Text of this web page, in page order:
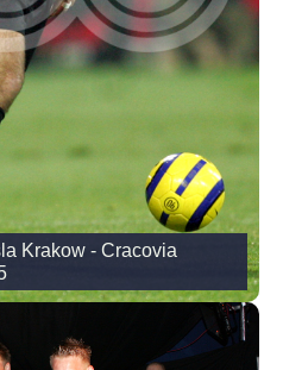
Krakow - Cracovia